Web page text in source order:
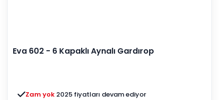
Eva 602 - 6 Kapaklı Aynalı Gardırop
Zam yok 2025 fiyatları devam ediyor